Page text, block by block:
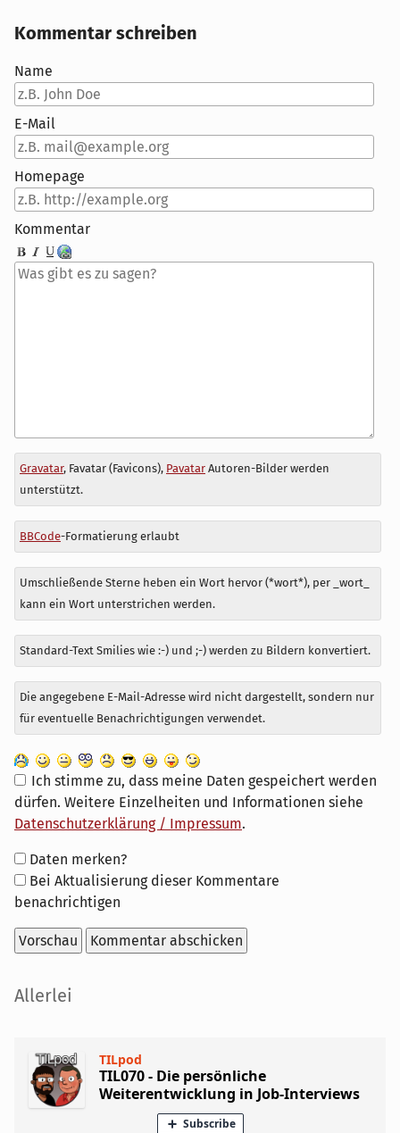
Kommentar schreiben
Name
E-Mail
Homepage
Kommentar
Antwort
zu
Gravatar, Favatar (Favicons), PavatarAutoren-Bilder werden
unterstützt.
BBCode-Formatierung erlaubt
Umschließende Sterne heben ein Wort hervor (*wort*), per _wort_
kann ein Wort unterstrichen werden.
Standard-Text Smilies wie :-) und ;-) werden zu Bildern konvertiert.
Die angegebene E-Mail-Adresse wird nicht dargestellt, sondern nur
für eventuelle Benachrichtigungen verwendet.
Ich stimme zu, dass meine Daten gespeichert werden
dürfen. Weitere Einzelheiten und Informationen siehe
Datenschutzerklärung / Impressum.
Formular-
Optionen
Daten merken?
Bei Aktualisierung dieser Kommentare
benachrichtigen
Seitenleiste
Allerlei